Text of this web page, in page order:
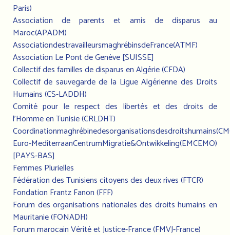
Paris)
Association de parents et amis de disparus au
Maroc(APADM)
AssociationdestravailleursmaghrébinsdeFrance(ATMF)
Association Le Pont de Genève [SUISSE]
Collectif des familles de disparus en Algérie (CFDA)
Collectif de sauvegarde de la Ligue Algérienne des Droits
Humains (CS-LADDH)
Comité pour le respect des libertés et des droits de
l’Homme en Tunisie (CRLDHT)
Euro-MediterraanCentrumMigratie&Ontwikkeling(EMCEMO)
[PAYS-BAS]
Femmes Plurielles
Fédération des Tunisiens citoyens des deux rives (FTCR)
Fondation Frantz Fanon (FFF)
Forum des organisations nationales des droits humains en
Mauritanie (FONADH)
Forum marocain Vérité et Justice-France (FMVJ-France)